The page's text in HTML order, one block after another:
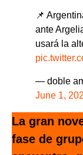
📌
ante
usará la
— doble
June 1,
La gran
fase de